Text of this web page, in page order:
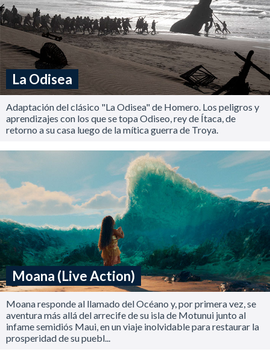
La Odisea
Adaptación del clásico "La Odisea" de Homero. Los peligros y
aprendizajes con los que se topa Odiseo, rey de Ítaca, de
retorno a su casa luego de la mítica guerra de Troya.
Moana (Live Action)
Moana responde al llamado del Océano y, por primera vez, se
aventura más allá del arrecife de su isla de Motunui junto al
infame semidiós Maui, en un viaje inolvidable para restaurar la
prosperidad de su puebl...